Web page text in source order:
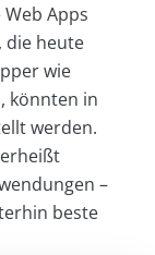
Apps
die heute
wie
könnten in
werden.
–
beste